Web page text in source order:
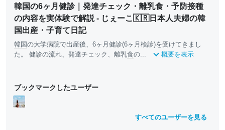
韓国の6ヶ月健診｜発達チェック・離乳食・予防接種
の内容を実体験で解説 - じぇーこ🇰🇷日本人夫婦の韓
国出産・子育て日記
韓国の大学病院で出産後、6ヶ月健診(6ヶ月検診)を受けてきまし
た。 健診の流れ、発達チェック、離乳食の... 概要を表示
ブックマークしたユーザー
すべてのユーザーを見る